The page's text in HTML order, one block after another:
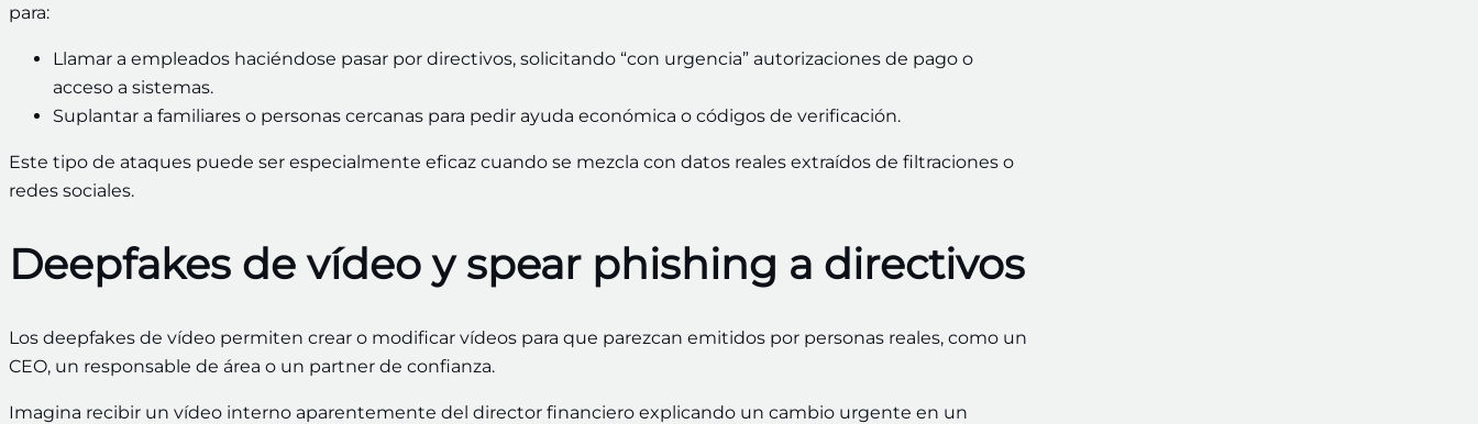
para:
Llamar a empleados haciéndose pasar por directivos, solicitando “con urgencia” autorizaciones de pago o
acceso a sistemas.
Suplantar a familiares o personas cercanas para pedir ayuda económica o códigos de verificación.
Este tipo de ataques puede ser especialmente eficaz cuando se mezcla con datos reales extraídos de filtraciones o
redes sociales.
Deepfakes de vídeo y spear phishing a directivos
Los deepfakes de vídeo permiten crear o modificar vídeos para que parezcan emitidos por personas reales, como un
CEO, un responsable de área o un partner de confianza.
Imagina recibir un vídeo interno aparentemente del director financiero explicando un cambio urgente en un